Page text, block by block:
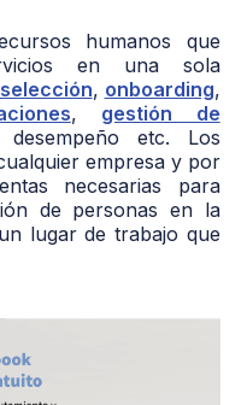
humanos que
en una sola
, onboarding,
, gestión de
etc. Los
empresa y por
necesarias para
de personas en la
lugar de trabajo que